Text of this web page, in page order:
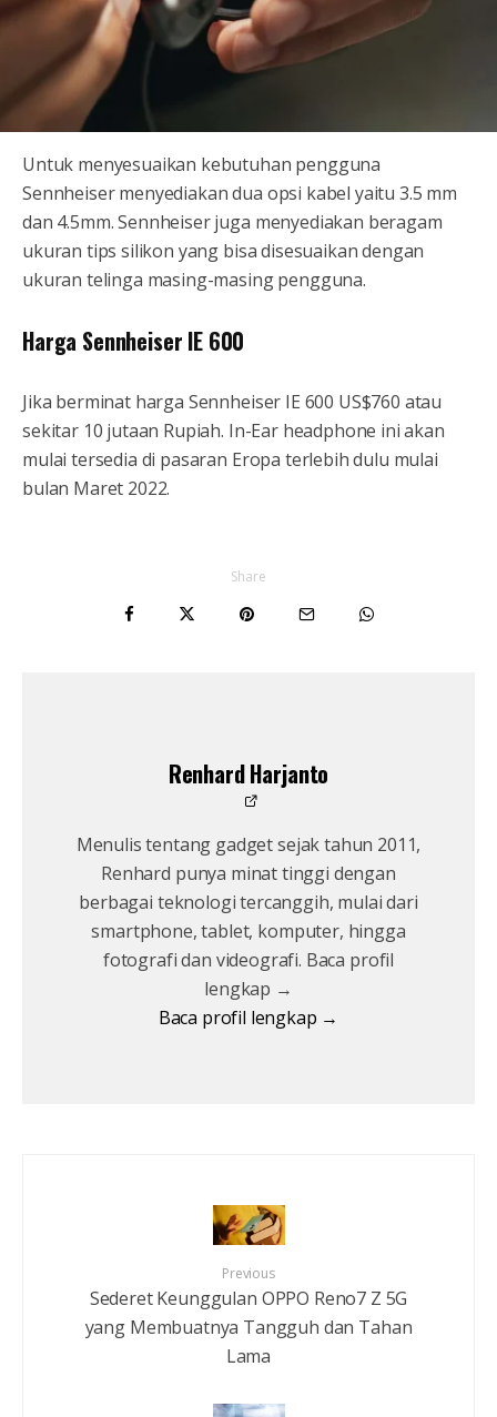
Untuk menyesuaikan kebutuhan pengguna
Sennheiser menyediakan dua opsi kabel yaitu 3.5 mm
dan 4.5mm. Sennheiser juga menyediakan beragam
ukuran tips silikon yang bisa disesuaikan dengan
ukuran telinga masing-masing pengguna.
Harga Sennheiser IE 600
Jika berminat harga Sennheiser IE 600 US$760 atau
sekitar 10 jutaan Rupiah. In-Ear headphone ini akan
mulai tersedia di pasaran Eropa terlebih dulu mulai
bulan Maret 2022.
Share
Renhard Harjanto
Menulis tentang gadget sejak tahun 2011,
Renhard punya minat tinggi dengan
berbagai teknologi tercanggih, mulai dari
smartphone, tablet, komputer, hingga
fotografi dan videografi. Baca profil
lengkap →
Baca profil lengkap →
Previous
Sederet Keunggulan OPPO Reno7 Z 5G
yang Membuatnya Tangguh dan Tahan
Lama